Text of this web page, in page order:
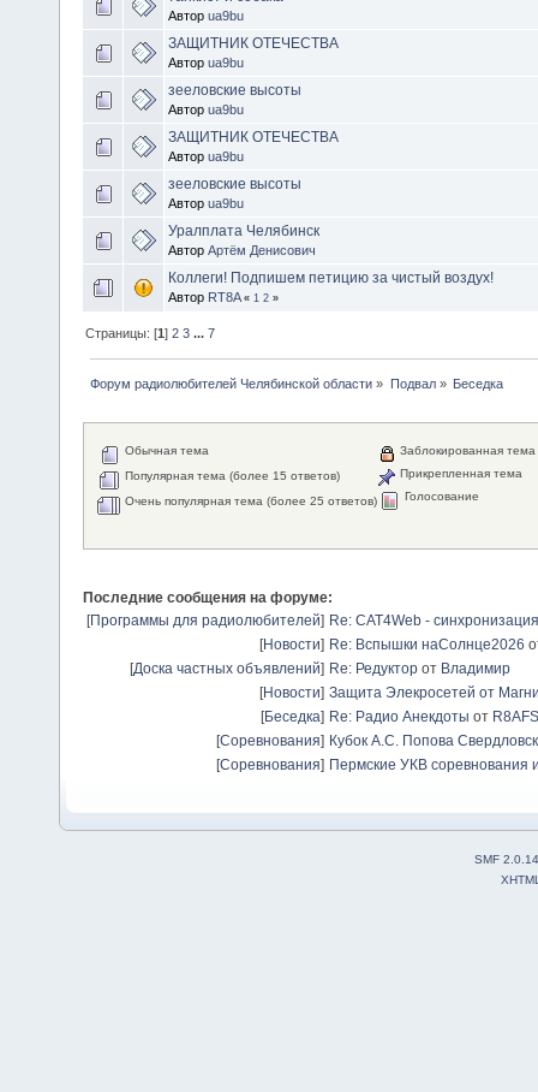
Автор ua9bu
ЗАЩИТНИК ОТЕЧЕСТВА
Автор ua9bu
зееловские высоты
Автор ua9bu
ЗАЩИТНИК ОТЕЧЕСТВА
Автор ua9bu
зееловские высоты
Автор ua9bu
Уралплата Челябинск
Автор Артём Денисович
Коллеги! Подпишем петицию за чистый воздух!
Автор RT8A « 1 2 »
Страницы: [1]2 3 ...7
Форум радиолюбителей Челябинской области » Подвал» Беседка
Обычная тема
Популярная тема (более 15 ответов)
Очень популярная тема (более 25 ответов)
Заблокированная тема
Прикрепленная тема
Голосование
Последние сообщения на форуме:
[Программы для радиолюбителей] Re: CAT4Web -
[Новости] Re: Вспышки наСолнце2026
[Доска частных объявлений] Re: Редуктор от Владимир
[Новости] Защита Элекросетей от
[Беседка] Re: Радио Анекдоты от R8AFS
[Соревнования] Кубок А.С. Попова
[Соревнования] Пермские УКВ соревнования
SMF 2.0.14